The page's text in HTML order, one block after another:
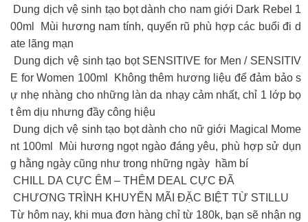
Dung dịch vệ sinh tạo bọt dành cho nam giới Dark Rebel 1
00ml Mùi hương nam tính, quyến rũ phù hợp các buổi đi d
ate lãng mạn
Dung dịch vệ sinh tạo bọt SENSITIVE for Men / SENSITIV
E for Women 100ml Không thêm hương liệu để đảm bảo s
ự nhẹ nhàng cho những làn da nhạy cảm nhất, chỉ 1 lớp bọ
t êm dịu nhưng đầy công hiệu
Dung dịch vệ sinh tạo bọt dành cho nữ giới Magical Mome
nt 100ml Mùi hương ngọt ngào đáng yêu, phù hợp sử dụn
g hằng ngày cũng như trong những ngày hầm bí
CHILL DA CỰC ÊM – THÊM DEAL CỰC ĐÃ
CHƯƠNG TRÌNH KHUYẾN MÃI ĐẶC BIỆT TỪ STILLU
Từ hôm nay, khi mua đơn hàng chỉ từ 180k, bạn sẽ nhận ng